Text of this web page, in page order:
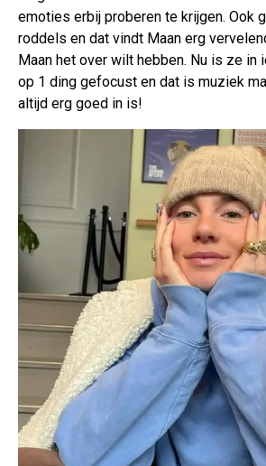
emoties erbij proberen te krijgen. Ook
roddels en dat vindt Maan erg
Maan het over wilt hebben. Nu is ze in
op 1 ding gefocust en dat is muziek
altijd erg goed in is!